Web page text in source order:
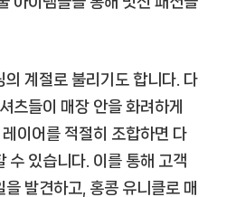
의 계절로 불리기도 합니다. 다
츠들이 매장 안을 화려하게
이어를 적절히 조합하면 다
수 있습니다. 이를 통해 고객
발견하고, 홍콩 유니클로 매